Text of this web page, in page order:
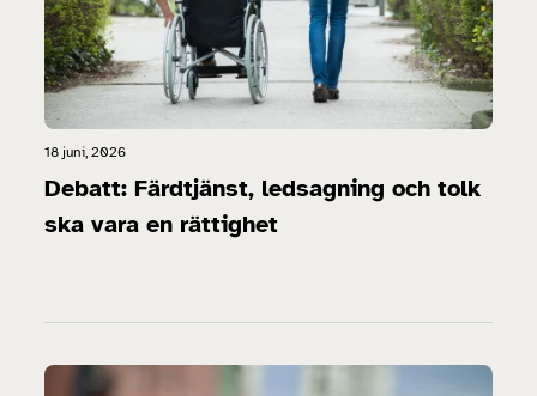
18 juni, 2026
Debatt: Färdtjänst, ledsagning och tolk
ska vara en rättighet